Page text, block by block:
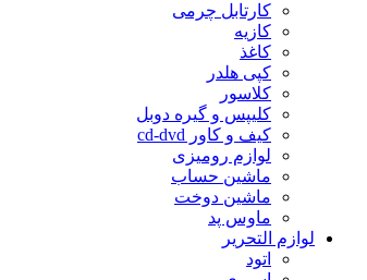
کارتابل چرمی
کازیه
کاغذ
کپی هلدر
کلاسور
کلیپس و گیره دوبل
کیف و کاور cd-dvd
لوازم رومیزی
ماشین حساب
ماشین دوخت
ماوس پد
لوازم التحریر
اتود